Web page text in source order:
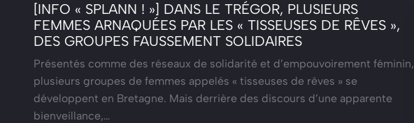
[INFO « SPLANN ! »] DANS LE TRÉGOR, PLUSIEURS
FEMMES ARNAQUÉES PAR LES « TISSEUSES DE RÊVES »,
DES GROUPES FAUSSEMENT SOLIDAIRES
Présentés comme des réseaux de solidarité et d’empouvoirement féminin,
plusieurs groupes de femmes appelés « tisseuses de rêves » se
développent en Bretagne. Mais derrière des discours d’une apparente
bienveillance,…